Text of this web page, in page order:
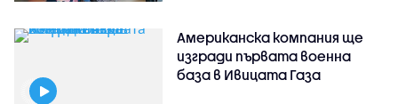
Американска компания ще
изгради първата военна
база в Ивицата Газа